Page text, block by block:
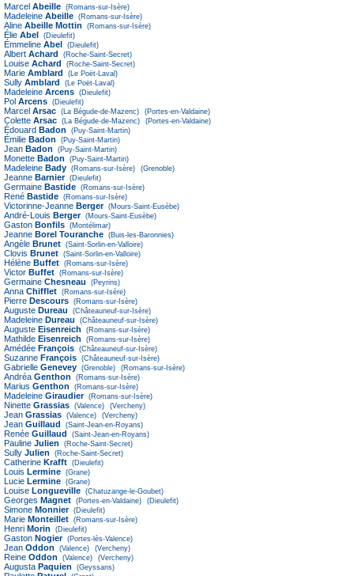
Marcel Abeille (Romans-sur-Isère)
Madeleine Abeille (Romans-sur-Isère)
Aline Abeille Mottin (Romans-sur-Isère)
Élie Abel (Dieulefit)
Émmeline Abel (Dieulefit)
Albert Achard (Roche-Saint-Secret)
Louise Achard (Roche-Saint-Secret)
Marie Amblard (Le Poët-Laval)
Sully Amblard (Le Poët-Laval)
Madeleine Arcens (Dieulefit)
Pol Arcens (Dieulefit)
Marcel Arsac (La Bégude-de-Mazenc) (Portes-en-Valdaine)
Colette Arsac (La Bégude-de-Mazenc) (Portes-en-Valdaine)
Édouard Badon (Puy-Saint-Martin)
Émilie Badon (Puy-Saint-Martin)
Jean Badon (Puy-Saint-Martin)
Monette Badon (Puy-Saint-Martin)
Madeleine Bady (Romans-sur-Isère) (Grenoble)
Jeanne Barnier (Dieulefit)
Germaine Bastide (Romans-sur-Isère)
René Bastide (Romans-sur-Isère)
Victorinne-Jeanne Berger (Mours-Saint-Eusèbe)
André-Louis Berger (Mours-Saint-Eusèbe)
Gaston Bonfils (Montélimar)
Jeanne Borel Touranche (Buis-les-Baronnies)
Angèle Brunet (Saint-Sorlin-en-Valloire)
Clovis Brunet (Saint-Sorlin-en-Valloire)
Hélène Buffet (Romans-sur-Isère)
Victor Buffet (Romans-sur-Isère)
Germaine Chesneau (Peyrins)
Anna Chifflet (Romans-sur-Isère)
Pierre Descours (Romans-sur-Isère)
Auguste Dureau (Châteauneuf-sur-Isère)
Madeleine Dureau (Châteauneuf-sur-Isère)
Auguste Eisenreich (Romans-sur-Isère)
Mathilde Eisenreich (Romans-sur-Isère)
Amédée François (Châteauneuf-sur-Isère)
Suzanne François (Châteauneuf-sur-Isère)
Gabrielle Genevey (Grenoble) (Romans-sur-Isère)
Andréa Genthon (Romans-sur-Isère)
Marius Genthon (Romans-sur-Isère)
Madeleine Giraudier (Romans-sur-Isère)
Ninette Grassias (Valence) (Vercheny)
Jean Grassias (Valence) (Vercheny)
Jean Guillaud (Saint-Jean-en-Royans)
Renée Guillaud (Saint-Jean-en-Royans)
Pauline Julien (Roche-Saint-Secret)
Sully Julien (Roche-Saint-Secret)
Catherine Krafft (Dieulefit)
Louis Lermine (Grane)
Lucie Lermine (Grane)
Louise Longueville (Chatuzange-le-Goubet)
Georges Magnet (Portes-en-Valdaine) (Dieulefit)
Simone Monnier (Dieulefit)
Marie Monteillet (Romans-sur-Isère)
Henri Morin (Dieulefit)
Gaston Nogier (Portes-lès-Valence)
Jean Oddon (Valence) (Vercheny)
Reine Oddon (Valence) (Vercheny)
Augusta Paquien (Geyssans)